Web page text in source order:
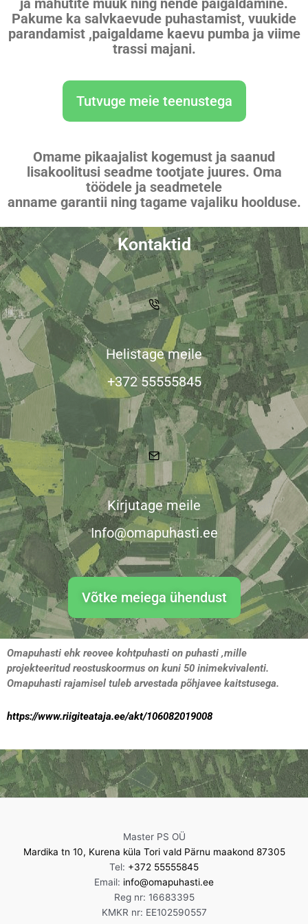
ja mahutite müük ning nende paigaldamine.
Pakume ka salvkaevude puhastamist, vuukide
parandamist ,paigaldame kaevu pumba ja viime
trassi majani.
Tutvuge meie teenustega
Omame pikaajalist kogemust ja saanud
lisakoolitusi seadme tootjate juures. Oma
töödele ja seadmetele
anname garantii ning tagame vajaliku hoolduse.
Kontaktid
Helistage meile
+372 55555845
Kirjutage meile
Info@omapuhasti.ee
Võtke meiega ühendust
Omapuhasti ehk reovee kohtpuhasti on puhasti ,mille
projekteeritud reostuskoormus on kuni 50 inimekvivalenti.
Omapuhasti rajamisel tuleb arvestada põhjavee kaitstusega.
https://www.riigiteataja.ee/akt/106082019008
Master PS OÜ
Mardika tn 10, Kurena küla Tori vald Pärnu maakond 87305
Tel: +372 55555845
Email: info@omapuhasti.ee
Reg nr: 16683395
KMKR nr: EE102590557